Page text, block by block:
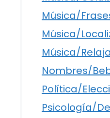
Música/
Música/
Música/
Nombres/
Política/
Psicología/